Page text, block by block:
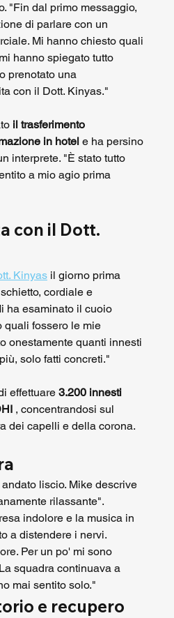
"Fin dal primo messaggio,
di parlare con un
Mi hanno chiesto quali
hanno spiegato tutto
prenotato una
con il Dott. Kinyas."
il trasferimento
in hotel e ha persino
interprete. "È stato tutto
a mio agio prima
con il Dott.
Kinyas il giorno prima
cordiale e
ha esaminato il cuoio
quali fossero le mie
onestamente quanti innesti
solo fatti concreti."
effettuare 3.200 innesti
, concentrandosi sul
dei capelli e della corona.
liscio. Mike descrive
rilassante".
indolore e la musica in
a distendere i nervi.
Per un po' mi sono
squadra continuava a
mai sentito solo."
e recupero